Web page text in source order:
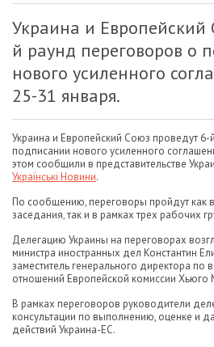
Украина и Европейский
й раунд переговоров о
нового усиленного
25-31 января.
Украина и Европейский Союз проведут
подписании нового усиленного
этом сообщили в представительстве
Українські Новини.
По сообщению, переговоры пройдут как
заседания, так и в рамках трех рабочих
Делегацию Украины на переговорах
министра иностранных дел Константин
заместитель генерального директора по
отношений Европейской комиссии Хьюго
В рамках переговоров руководители
консультации по выполнению, оценке и
действий Украина-ЕС.